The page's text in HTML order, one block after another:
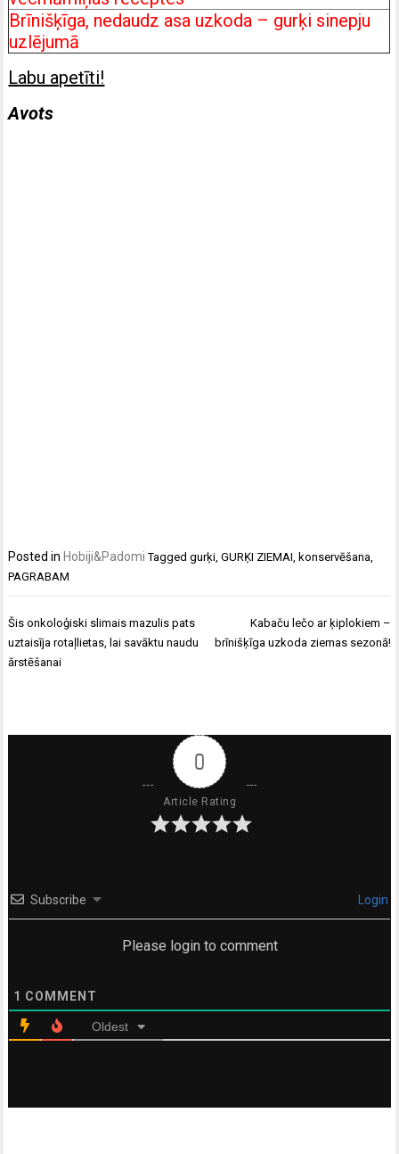
Brīnišķīga, nedaudz asa uzkoda – gurķi sinepju
uzlējumā
Labu apetīti!
Avots
Posted in Hobiji&Padomi Taggedgurķi ,GURĶI ZIEMAI konservēšana
PAGRABAM
Ziņu
izvēlne
Šis onkoloģiski slimais mazulis pats
uztaisīja rotaļlietas, lai savāktu naudu
ārstēšanai
Kabaču lečo ar ķiplokiem –
brīnišķīga uzkoda ziemas sezonā!
0
Article Rating
Subscribe Login
Please login to comment
1 COMMENT
Oldest